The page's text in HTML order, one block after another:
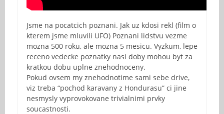
Jsme na pocatcich poznani. Jak uz kdosi rekl (film o
kterem jsme mluvili UFO) Poznani lidstvu vezme
mozna 500 roku, ale mozna 5 mesicu. Vyzkum, lepe
receno vedecke poznatky nasi doby mohou byt za
kratkou dobu uplne znehodnoceny.
Pokud ovsem my znehodnotime sami sebe drive,
viz treba “pochod karavany z Hondurasu” ci jine
nesmysly vyprovokovane trivialnimi prvky
soucastnosti.